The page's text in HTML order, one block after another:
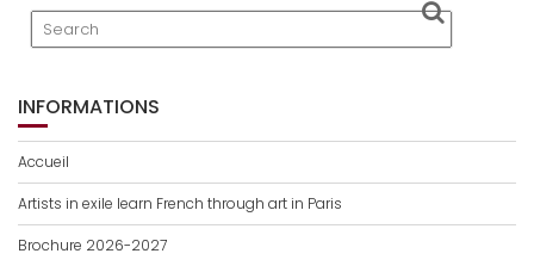
INFORMATIONS
Accueil
Artists in exile learn French through art in Paris
Brochure 2026-2027